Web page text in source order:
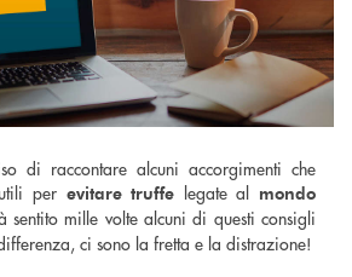
di raccontare alcuni accorgimenti che
per evitare truffe legate al mondo
sentito mille volte alcuni di questi consigli
ci sono la fretta e la distrazione!